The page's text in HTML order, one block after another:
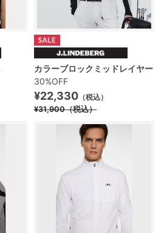
カラーブロックミッドレイヤー
30%OFF
¥22,330 （税込）
¥31,900（税込）